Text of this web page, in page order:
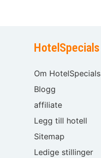
HotelSpecials
Om HotelSpecials
Blogg
affiliate
Legg till hotell
Sitemap
Ledige stillinger